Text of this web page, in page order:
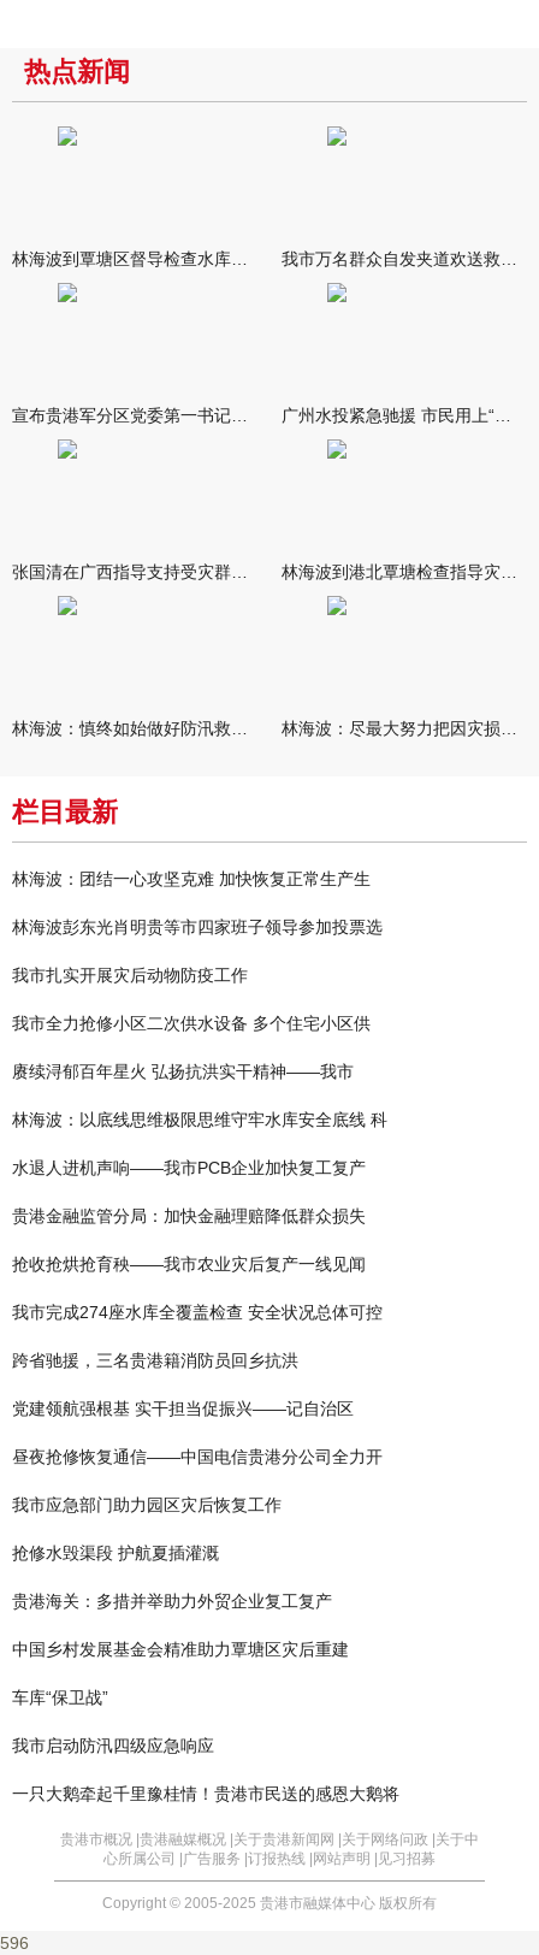
热点新闻
栏目最新
林海波：团结一心攻坚克难 加快恢复正常生产生
林海波彭东光肖明贵等市四家班子领导参加投票选
我市扎实开展灾后动物防疫工作
我市全力抢修小区二次供水设备 多个住宅小区供
赓续浔郁百年星火 弘扬抗洪实干精神——我市
林海波：以底线思维极限思维守牢水库安全底线 科
水退人进机声响——我市PCB企业加快复工复产
贵港金融监管分局：加快金融理赔降低群众损失
抢收抢烘抢育秧——我市农业灾后复产一线见闻
我市完成274座水库全覆盖检查 安全状况总体可控
跨省驰援，三名贵港籍消防员回乡抗洪
党建领航强根基 实干担当促振兴——记自治区
昼夜抢修恢复通信——中国电信贵港分公司全力开
我市应急部门助力园区灾后恢复工作
抢修水毁渠段 护航夏插灌溉
贵港海关：多措并举助力外贸企业复工复产
中国乡村发展基金会精准助力覃塘区灾后重建
车库“保卫战”
我市启动防汛四级应急响应
一只大鹅牵起千里豫桂情！贵港市民送的感恩大鹅将
贵港市概况 | 贵港融媒概况 | 关于贵港新闻网 | 关于网络问政 | 关于中
心所属公司 | 广告服务 | 订报热线 | 网站声明 | 见习招募
Copyright © 2005-2025 贵港市融媒体中心 版权所有
596